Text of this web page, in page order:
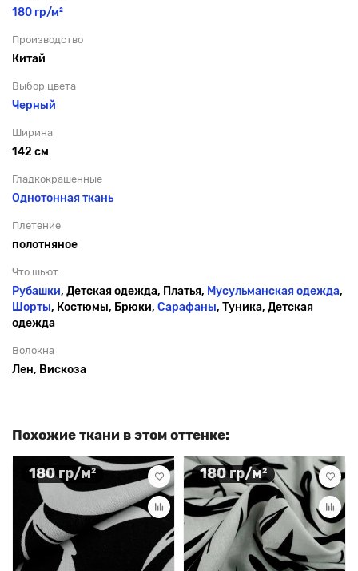
180 гр/м²
Производство
Китай
Выбор цвета
Черный
Ширина
142 см
Гладкокрашенные
Однотонная ткань
Плетение
полотняное
Что шьют:
Рубашки, Детская одежда, Платья, Мусульманская одежда,
Шорты, Костюмы, Брюки, Сарафаны, Туника, Детская
одежда
Волокна
Лен, Вискоза
Похожие ткани в этом оттенке:
180 гр/м² 180 гр/м²